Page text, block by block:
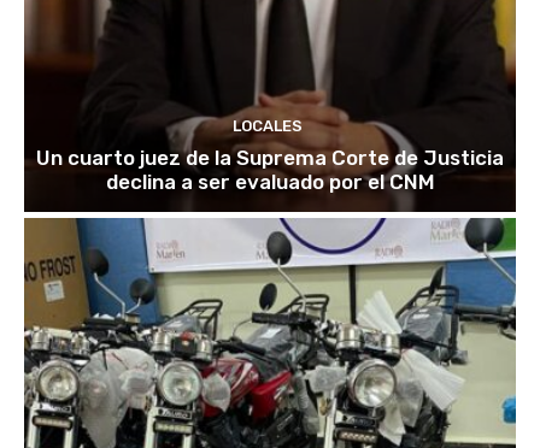
LOCALES
Un cuarto juez de la Suprema Corte de Justicia
declina a ser evaluado por el CNM